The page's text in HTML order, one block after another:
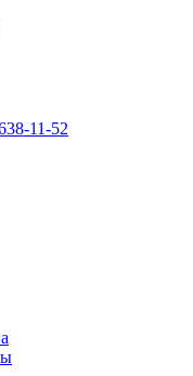
11-52